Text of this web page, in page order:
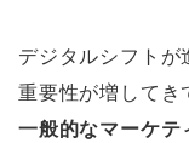
デジタルシフト
重要性が増してき
一般的なマーケ